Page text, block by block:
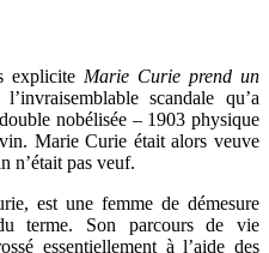
explicite Marie Curie prend un
scandale qu’a
nobélisée – 1903 physique
Marie Curie était alors veuve
n’était pas veuf.
est une femme de démesure
terme. Son parcours de vie
essentiellement à l’aide des